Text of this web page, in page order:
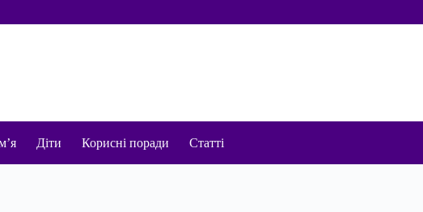
Діти Корисні поради Статті